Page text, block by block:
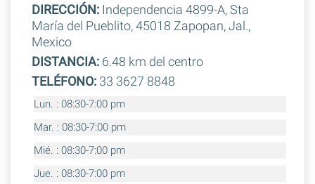
DIRECCIÓN:Independencia 4899-A, Sta
María del Pueblito, 45018 Zapopan, Jal.,
Mexico
DISTANCIA:6.48 km del centro
TELÉFONO:33 3627 8848
Lun. : 08:30-7:00 pm
Mar. : 08:30-7:00 pm
Mié. : 08:30-7:00 pm
Jue. : 08:30-7:00 pm